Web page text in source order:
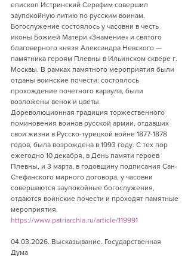
епископ Истринский Серафим совершил
заупокойную литию по русским воинам.
Богослужение состоялось у часовни в честь
иконы Божией Матери «Знамение» и святого
благоверного князя Александра Невского —
памятника героям Плевны в Ильинском сквере г.
Москвы. В рамках памятного мероприятия были
отданы воинские почести: состоялось
прохождение почетного караула, были
возложены венок и цветы.
Дореволюционная традиция торжественного
поминовения воинов русской армии, отдавших
свои жизни в Русско-турецкой войне 1877-1878
годов, была возрождена в 1993 году. С тех пор
ежегодно 10 декабря, в День памяти героев
Плевны, и 3 марта, в годовщину подписания Сан-
Стефанского мирного договора, у часовни
совершаются заупокойные богослужения,
отдаются воинские почести и проходят памятные
мероприятия.
https://www.patriarchia.ru/article/119991
04.03.2026. Высказывание. Государственная
Дума